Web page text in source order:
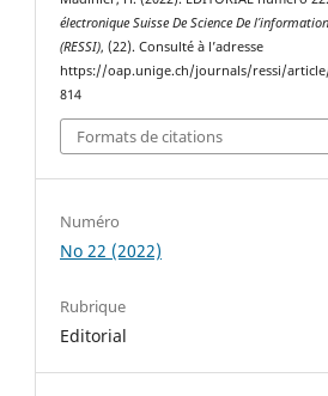
électronique Suisse De Science De l’information
(RESSI), (22). Consulté à l’adresse
https://oap.unige.ch/journals/ressi/
814
Formats de citations
Numéro
No 22 (2022)
Rubrique
Editorial